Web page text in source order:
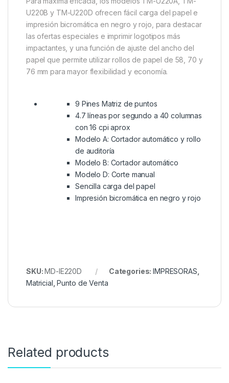
U220B y TM-U220D ofrecen fácil carga del papel e
impresión bicromática en negro y rojo, para destacar
las ofertas especiales e imprimir logotipos más
impactantes, y una función de ajuste del ancho del
papel que permite utilizar rollos de papel de 58, 70 y
76 mm para mayor flexibilidad y economía.
9 Pines Matriz de puntos
4.7 líneas por segundo a 40 columnas
con 16 cpi aprox
Modelo A: Cortador automático y rollo
de auditoría
Modelo B: Cortador automático
Modelo D: Corte manual
Sencilla carga del papel
Impresión bicromática en negro y rojo
SKU:MD-IE220D Categories:IMPRESORAS
Matricial ,Punto de Venta
Related products